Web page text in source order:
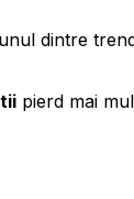
dintre
pierd mai